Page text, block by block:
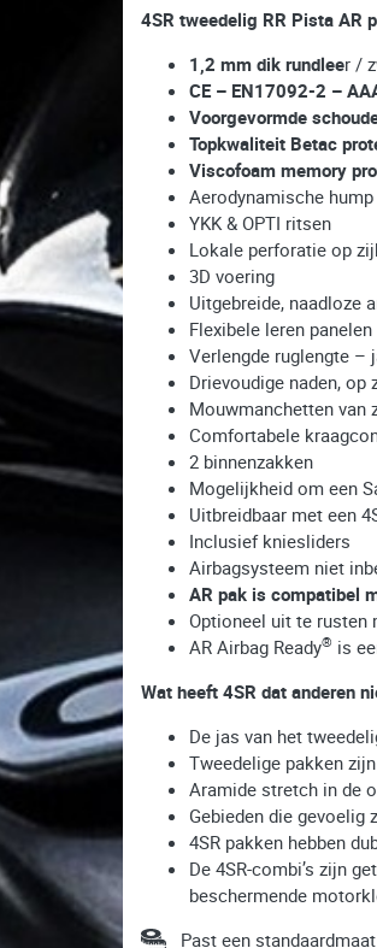
4SR tweedelig RR Pista AR
1,2 mm dik rundleer /
CE – EN17092-2 –
Voorgevormde
Topkwaliteit Betac
Viscofoam memory
Aerodynamische hump
YKK & OPTI ritsen
Lokale perforatie op
3D voering
Uitgebreide, naadloze
Flexibele leren panelen
Verlengde ruglengte –
Drievoudige naden, op
Mouwmanchetten van
Comfortabele
2 binnenzakken
Mogelijkheid om een
Uitbreidbaar met een
Inclusief kniesliders
Airbagsysteem niet
AR pak is compatibel
Optioneel uit te rusten
AR Airbag Ready® is
Wat heeft 4SR dat anderen
De jas van het
Tweedelige pakken
Aramide stretch in de
Gebieden die gevoelig
4SR pakken hebben
De 4SR-combi’s zijn
beschermende
Past een